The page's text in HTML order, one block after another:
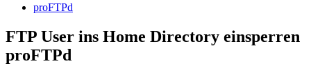
proFTPd
FTP User ins Home Directory einsperren
proFTPd